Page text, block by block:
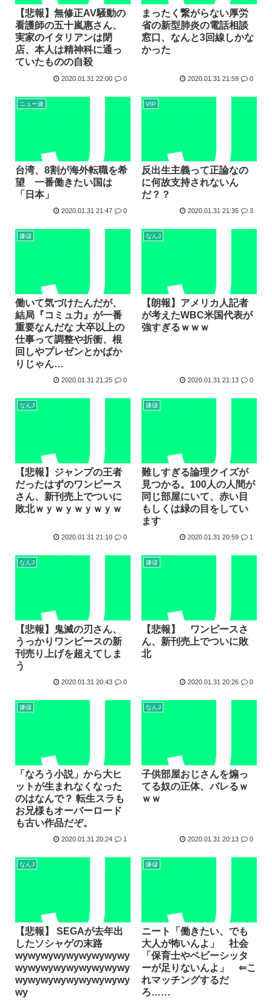
【悲報】無修正AV騒動の
看護師の五十嵐惠さん、
実家のイタリアンは閉
店、本人は精神科に通っ
ていたものの自殺
2020.01.31 22:00 0
まったく繋がらない厚労
省の新型肺炎の電話相談
窓口、なんと3回線しかな
かった
2020.01.31 21:59 0
ニュー速
台湾、8割が海外転職を希
望 一番働きたい国は
「日本」
2020.01.31 21:47 0
VIP
反出生主義って正論なの
に何故支持されないん
だ？？
2020.01.31 21:35 3
嫌儲
働いて気づけたんだが、
結局『コミュ力』が一番
重要なんだな 大卒以上の
仕事って調整や折衝、根
回しやプレゼンとかばか
りじゃん…
2020.01.31 21:25 0
なんJ
【朗報】アメリカ人記者
が考えたWBC米国代表が
強すぎるｗｗｗ
2020.01.31 21:13 0
なんJ
【悲報】ジャンプの王者
だったはずのワンピース
さん、新刊売上でついに
敗北ｗｙｗｙｗｙｗｙｗ
2020.01.31 21:10 0
嫌儲
難しすぎる論理クイズが
見つかる。100人の人間が
同じ部屋にいて、赤い目
もしくは緑の目をしてい
ます
2020.01.31 20:59 1
なんJ
【悲報】鬼滅の刃さん、
うっかりワンピースの新
刊売り上げを超えてしま
う
2020.01.31 20:43 0
嫌儲
【悲報】 ワンピースさ
ん、新刊売上でついに敗
北
2020.01.31 20:26 0
嫌儲
「なろう小説」から大ヒ
ットが生まれなくなった
のはなんで？ 転生スラも
お兄様もオーバーロード
も古い作品だぞ。
2020.01.31 20:24 1
なんJ
子供部屋おじさんを煽っ
てる奴の正体、バレるｗ
ｗｗ
2020.01.31 20:13 0
なんJ
【悲報】 SEGAが去年出
したソシャゲの末路
wywywywywywywywywy
wywywywywywywywywy
wywywywywywywywywy
wy
嫌儲
ニート「働きたい、でも
大人が怖いんよ」 社会
「保育士やベビーシッタ
ーが足りないんよ」 ⇐こ
れマッチングするだ
ろ……